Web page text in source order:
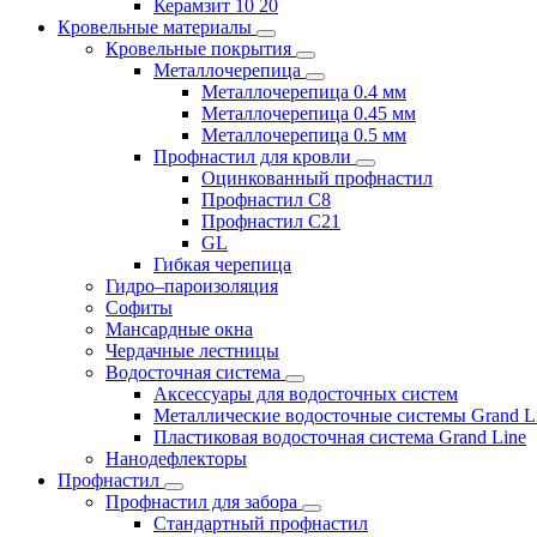
Керамзит 10 20
Кровельные материалы
Кровельные покрытия
Металлочерепица
Металлочерепица 0.4 мм
Металлочерепица 0.45 мм
Металлочерепица 0.5 мм
Профнастил для кровли
Оцинкованный профнастил
Профнастил С8
Профнастил С21
GL
Гибкая черепица
Гидро–пароизоляция
Софиты
Мансардные окна
Чердачные лестницы
Водосточная система
Аксессуары для водосточных систем
Металлические водосточные системы Grand
Пластиковая водосточная система Grand Line
Нанодефлекторы
Профнастил
Профнастил для забора
Стандартный профнастил